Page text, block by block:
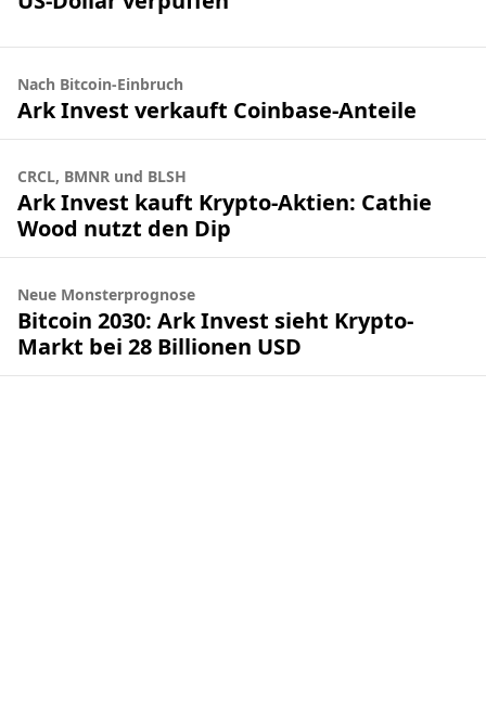
Nach Bitcoin-Einbruch
Ark Invest verkauft Coinbase-Anteile
CRCL, BMNR und BLSH
Ark Invest kauft Krypto-Aktien: Cathie
Wood nutzt den Dip
Neue Monsterprognose
Bitcoin 2030: Ark Invest sieht Krypto-
Markt bei 28 Billionen USD